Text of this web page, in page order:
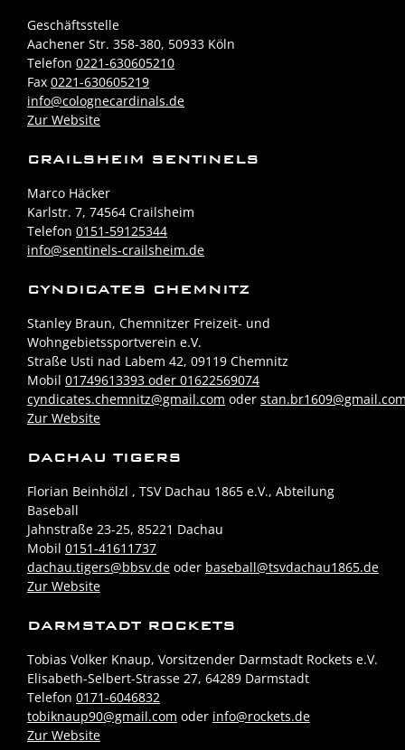
Geschäftsstelle
Aachener Str. 358-380, 50933 Köln
Telefon 0221-630605210
Fax 0221-630605219
info@colognecardinals.de
Zur Website
CRAILSHEIM SENTINELS
Marco Häcker
Karlstr. 7, 74564 Crailsheim
Telefon 0151-59125344
info@sentinels-crailsheim.de
CYNDICATES CHEMNITZ
Stanley Braun, Chemnitzer Freizeit- und
Wohngebietssportverein e.V.
Straße Usti nad Labem 42, 09119 Chemnitz
Mobil 01749613393 oder 01622569074
cyndicates.chemnitz@gmail.com oder
Zur Website
DACHAU TIGERS
Florian Beinhölzl , TSV Dachau 1865 e.V., Abteilung
Baseball
Jahnstraße 23-25, 85221 Dachau
Mobil 0151-41611737
dachau.tigers@bbsv.de oder baseball@tsvdachau1865.de
Zur Website
DARMSTADT ROCKETS
Tobias Volker Knaup, Vorsitzender Darmstadt Rockets e.V.
Elisabeth-Selbert-Strasse 27, 64289 Darmstadt
Telefon 0171-6046832
tobiknaup90@gmail.com oder info@rockets.de
Zur Website